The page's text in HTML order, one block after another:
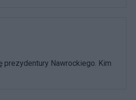
prezydentury Nawrockiego. Kim